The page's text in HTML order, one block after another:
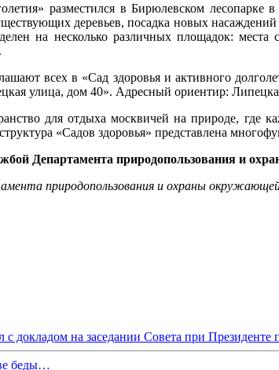
разместился в Бирюлевском
деревьев, посадка новых
на несколько различных площадок:
всех в «Сад здоровья и активного
улица, дом 40». Адресный ориентир:
для отдыха москвичей на природе,
«Садов здоровья» представлена
Департамента природопользования и
природопользования и охраны
докладом на заседании Совета при Президенте
беды…